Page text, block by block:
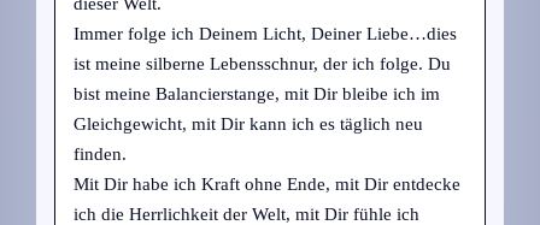
Immer folge ich Deinem Licht, Deiner Liebe…dies
ist meine silberne Lebensschnur, der ich folge. Du
bist meine Balancierstange, mit Dir bleibe ich im
Gleichgewicht, mit Dir kann ich es täglich neu
finden.
Mit Dir habe ich Kraft ohne Ende, mit Dir entdecke
ich die Herrlichkeit der Welt, mit Dir fühle ich